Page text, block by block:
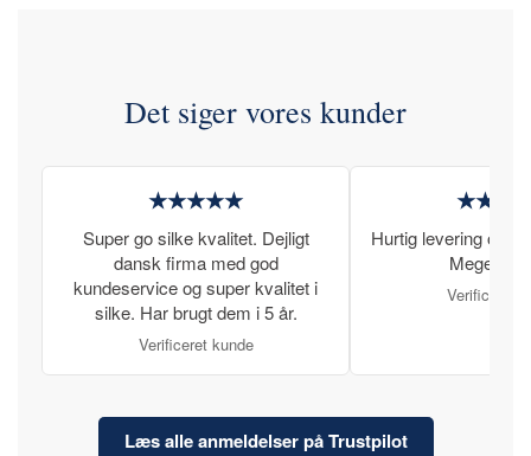
Det siger vores kunder
★★★★★
Super go silke kvalitet. Dejligt
dansk firma med god
kundeservice og super kvalitet i
silke. Har brugt dem i 5 år.
Verificeret kunde
Hurtig levering og
Meget
Verificeret
Læs alle anmeldelser på Trustpilot